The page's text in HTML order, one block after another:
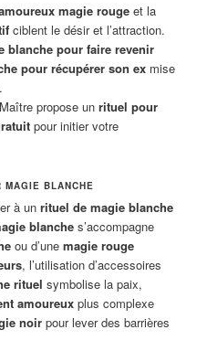
magie rougeet la
ciblent le désir et l’attraction.
blanche pour faire revenir
pour récupérer son exmise
propose un rituel pour
pour initier votre
MAGIE BLANCHE
à unrituel de magie blanche
blanche s’accompagne
ou d’unemagie rouge
, l’utilisation d’accessoires
rituel symbolise la paix,
amoureux plus complexe
noir pour lever des barrières